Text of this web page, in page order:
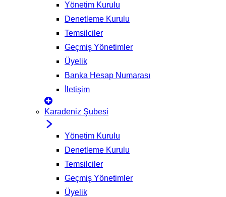
Yönetim Kurulu
Denetleme Kurulu
Temsilciler
Geçmiş Yönetimler
Üyelik
Banka Hesap Numarası
İletişim
Karadeniz Şubesi
Yönetim Kurulu
Denetleme Kurulu
Temsilciler
Geçmiş Yönetimler
Üyelik